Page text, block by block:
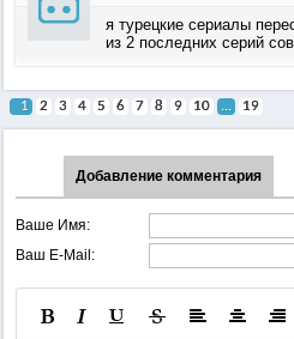
я турецкие сериалы
из 2 последних серий
1 2 3 4 5 6 7 8 9 10 ... 19
Добавление комментария
Ваше Имя:
Ваш E-Mail: